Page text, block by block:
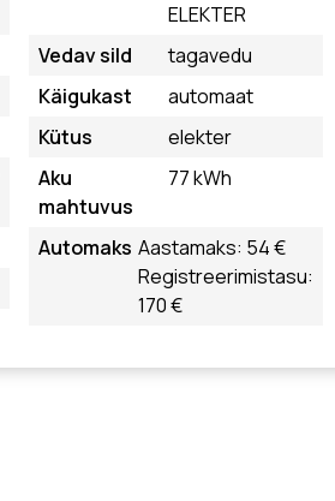
ELEKTER
Vedav sild
tagavedu
Käigukast
automaat
Kütus
elekter
Aku
mahtuvus
77 kWh
Automaks Aastamaks: 54 €
Registreerimistasu:
170 €